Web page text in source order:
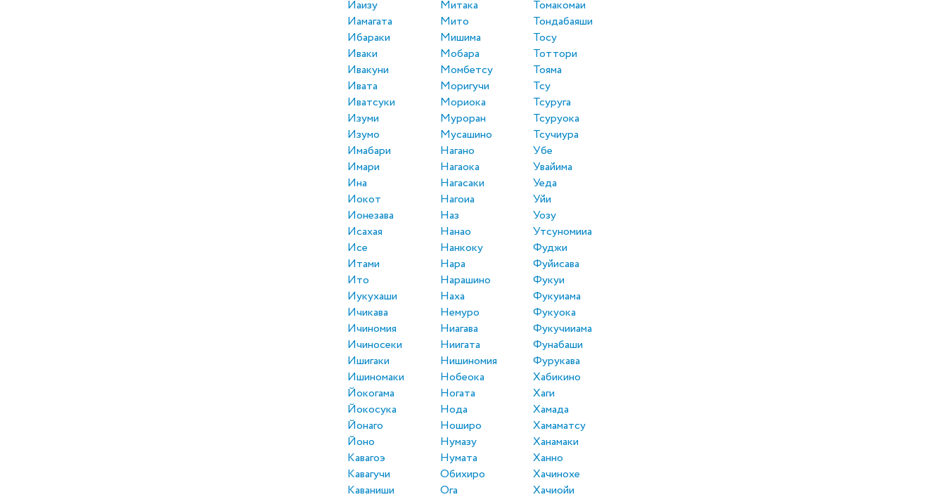
Иаизу
Иамагата
Ибараки
Иваки
Ивакуни
Ивата
Иватсуки
Изуми
Изумо
Имабари
Имари
Ина
Иокот
Ионезава
Исахая
Исе
Итами
Ито
Иукухаши
Ичикава
Ичиномия
Ичиносеки
Ишигаки
Ишиномаки
Йокогама
Йокосука
Йонаго
Йоно
Кавагоэ
Кавагучи
Каваниши
Митака
Мито
Мишима
Мобара
Момбетсу
Моригучи
Мориока
Муроран
Мусашино
Нагано
Нагаока
Нагасаки
Нагоиа
Наз
Нанао
Нанкоку
Нара
Нарашино
Наха
Немуро
Ниагава
Ниигата
Нишиномия
Нобеока
Ногата
Нода
Ноширо
Нумазу
Нумата
Обихиро
Ога
Томакомаи
Тондабаяши
Тосу
Тоттори
Тояма
Тсу
Тсуруга
Тсуруока
Тсучиура
Убе
Увайима
Уеда
Уйи
Уозу
Утсуномииа
Фуджи
Фуйисава
Фукуи
Фукуиама
Фукуока
Фукучииама
Фунабаши
Фурукава
Хабикино
Хаги
Хамада
Хамаматсу
Ханамаки
Ханно
Хачинохе
Хачиойи